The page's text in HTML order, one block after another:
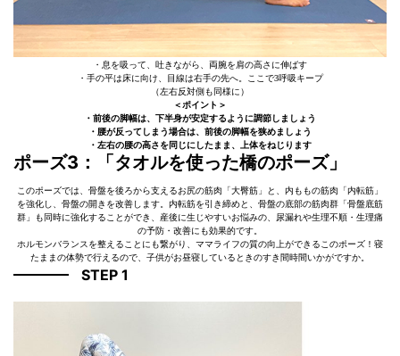
・息を吸って、吐きながら、両腕を肩の高さに伸ばす
・手の平は床に向け、目線は右手の先へ。ここで3呼吸キープ
（左右反対側も同様に）
＜ポイント＞
・前後の脚幅は、下半身が安定するように調節しましょう
・腰が反ってしまう場合は、前後の脚幅を狭めましょう
・左右の腰の高さを同じにしたまま、上体をねじります
ポーズ3：「タオルを使った橋のポーズ」
このポーズでは、骨盤を後ろから支えるお尻の筋肉「大臀筋」と、内ももの筋肉「内転筋」
を強化し、骨盤の開きを改善します。内転筋を引き締めと、骨盤の底部の筋肉群「骨盤底筋
群」も同時に強化することができ、産後に生じやすいお悩みの、尿漏れや生理不順・生理痛
の予防・改善にも効果的です。
ホルモンバランスを整えることにも繋がり、ママライフの質の向上ができるこのポーズ！寝
たままの体勢で行えるので、子供がお昼寝しているときのすき間時間いかがですか。
STEP 1